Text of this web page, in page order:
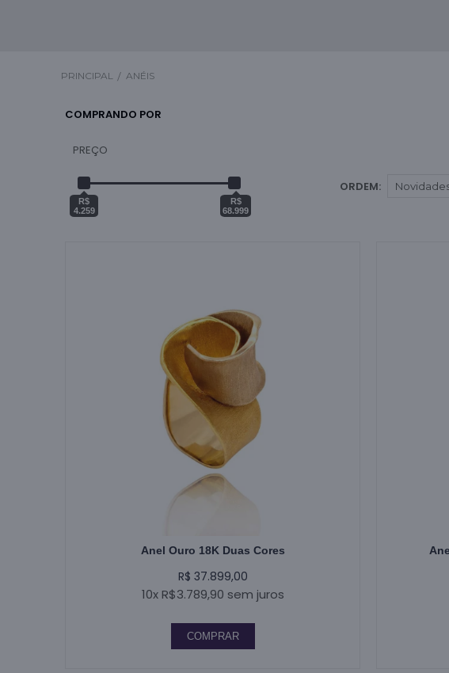
PRINCIPAL ANÉIS
COMPRANDO POR
PREÇO
R$
4.259
R$
68.999
ORDEM:
Anel Ouro 18K Duas Cores
R$ 37.899,00
10x R$3.789,90 sem juros
COMPRAR